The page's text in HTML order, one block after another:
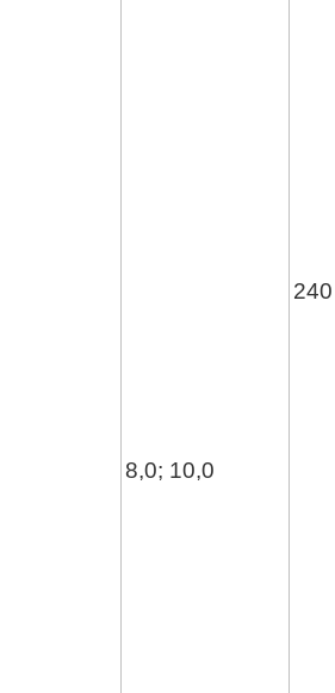
240
8,0; 10,0